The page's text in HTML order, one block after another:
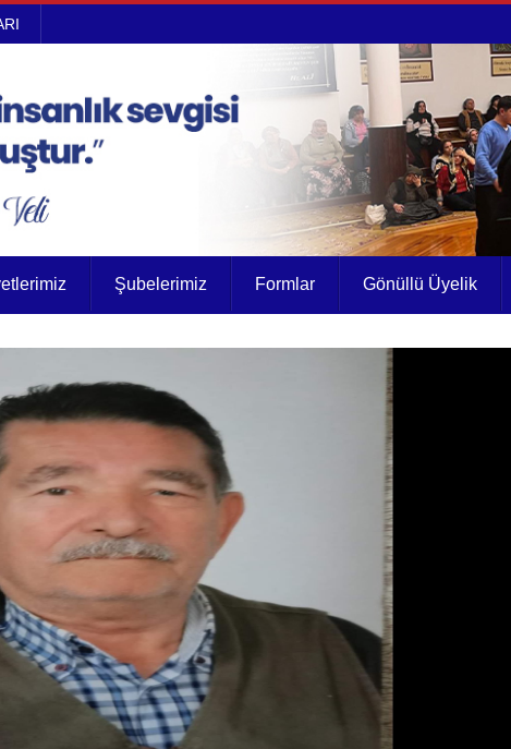
Şubelerimiz Formlar Gönüllü Üyelik